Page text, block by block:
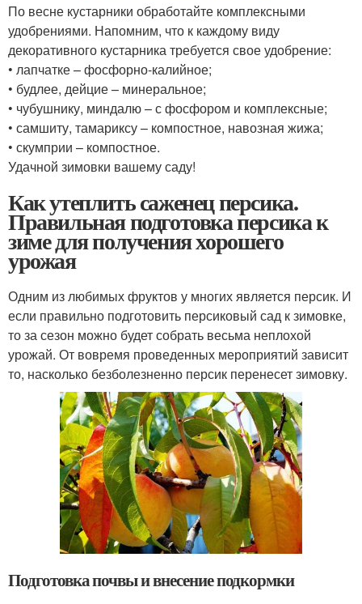
По весне кустарники обработайте комплексными
удобрениями. Напомним, что к каждому виду
декоративного кустарника требуется свое удобрение:
• лапчатке – фосфорно-калийное;
• будлее, дейцие – минеральное;
• чубушнику, миндалю – с фосфором и комплексные;
• самшиту, тамариксу – компостное, навозная жижа;
• скумприи – компостное.
Удачной зимовки вашему саду!
Как утеплить саженец персика.
Правильная подготовка персика к
зиме для получения хорошего
урожая
Одним из любимых фруктов у многих является персик. И
если правильно подготовить персиковый сад к зимовке,
то за сезон можно будет собрать весьма неплохой
урожай. От вовремя проведенных мероприятий зависит
то, насколько безболезненно персик перенесет зимовку.
Подготовка почвы и внесение подкормки